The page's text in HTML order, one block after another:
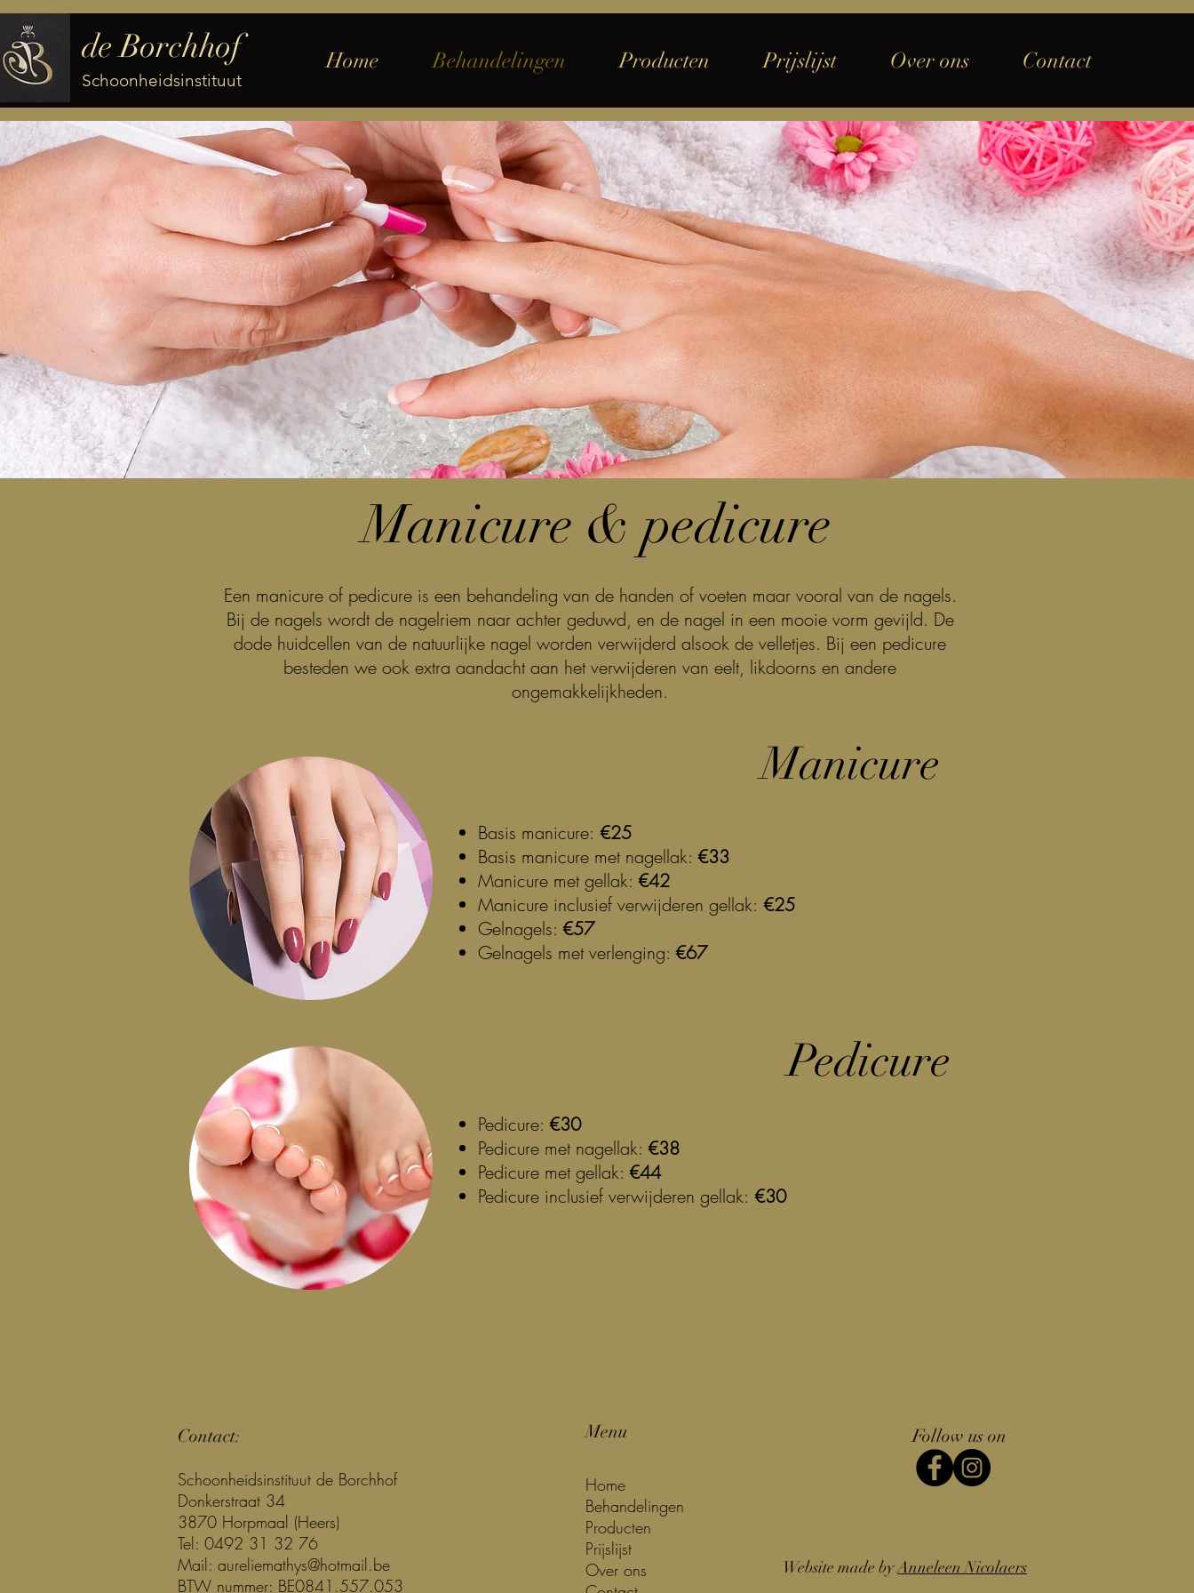
Schoonheidsinstituut
de Borchhof Home Behandelingen Producten Prijslijst Over ons Contact
Manicure & pedicure
Een manicure of pedicure is een behandeling van de handen of voeten maar vooral van de nagels.
Bij de nagels wordt de nagelriem naar achter geduwd, en de nagel in een mooie vorm gevijld. De
dode huidcellen van de natuurlijke nagel worden verwijderd alsook de velletjes. Bij een pedicure
besteden we ook extra aandacht aan het verwijderen van eelt, likdoorns en andere
ongemakkelijkheden.
Manicure
Basis manicure: €25
Basis manicure met nagellak: €33
Manicure met gellak: €42
Manicure inclusief verwijderen gellak: €25
Gelnagels: €57
Gelnagels met verlenging: €67
Pedicure
Pedicure: €30
Pedicure met nagellak: €38
Pedicure met gellak: €44
Pedicure inclusief verwijderen gellak: €30
Contact:
Schoonheidsinstituut de Borchhof
Donkerstraat 34
3870 Horpmaal (Heers)
Tel: 0492 31 32 76
Mail: aureliemathys@hotmail.be
BTW nummer: BE0841.557.053
Menu
Home
Behandelingen
Producten
Prijslijst
Over ons
Follow us on
Website made byAnneleen Nicolaers